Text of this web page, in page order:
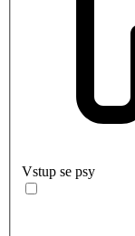
Vstup se psy